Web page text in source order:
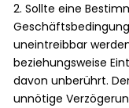
2. Sollte eine
uneintreibbar
beziehungsweise
davon unberührt.
unnötige